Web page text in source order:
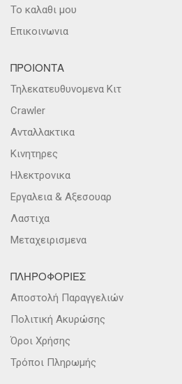
Το καλαθι μου
Επικοινωνια
ΠΡΟΙΟΝΤΑ
Τηλεκατευθυνομενα Κιτ
Crawler
Ανταλλακτικα
Κινητηρες
Ηλεκτρονικα
Εργαλεια & Αξεσουαρ
Λαστιχα
Μεταχειρισμενα
ΠΛΗΡΟΦΟΡΙΕΣ
Αποστολή Παραγγελιών
Πολιτική Ακυρώσης
Όροι Χρήσης
Τρόποι Πληρωμής